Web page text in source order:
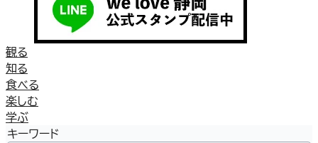
観る
知る
食べる
楽しむ
学ぶ
キーワード